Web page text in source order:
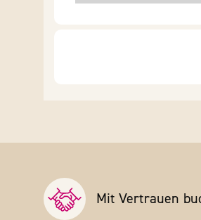
Mit Vertrauen